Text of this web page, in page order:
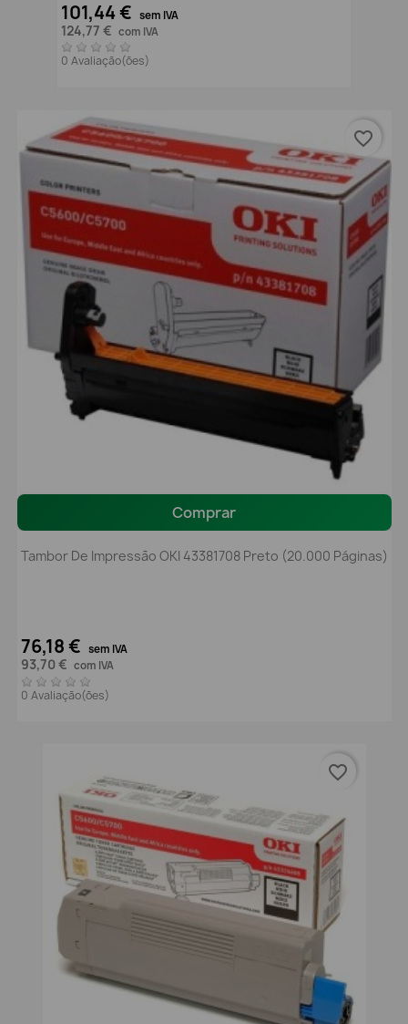
101,44 € sem IVA
124,77 € com IVA
0 Avaliação(ões)
Comprar
Tambor De Impressão OKI 43381708 Preto (20.000 Páginas)
76,18 € sem IVA
93,70 € com IVA
0 Avaliação(ões)
favorite_border
favorite_border